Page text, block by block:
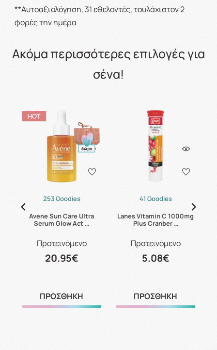
**Αυτοαξιολόγηση, 31 εθελοντές, τουλάχιστον 2
φορές την ημέρα
Ακόμα περισσότερες επιλογές για
σένα!
253 Goodies
Avene Sun Care Ultra
Serum Glow Act …
Προτεινόμενο
20.95€
ΠΡΟΣΘΗΚΗ
41 Goodies
Lanes Vitamin C 1000mg
Plus Cranber …
Προτεινόμενο
5.08€
ΠΡΟΣΘΗΚΗ